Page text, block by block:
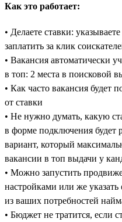
Как это работает:
• Делаете ставки:
заплатить за клик
• Вакансия автоматически
в топ: 2 места в поисковой
• Как часто вакансия будет
от ставки
• Не нужно думать, какую
в форме подключения будет
вариант, который
вакансии в топ выдачи у
• Можно запустить
настройками или же
из ваших потребностей
• Бюджет не тратится, если